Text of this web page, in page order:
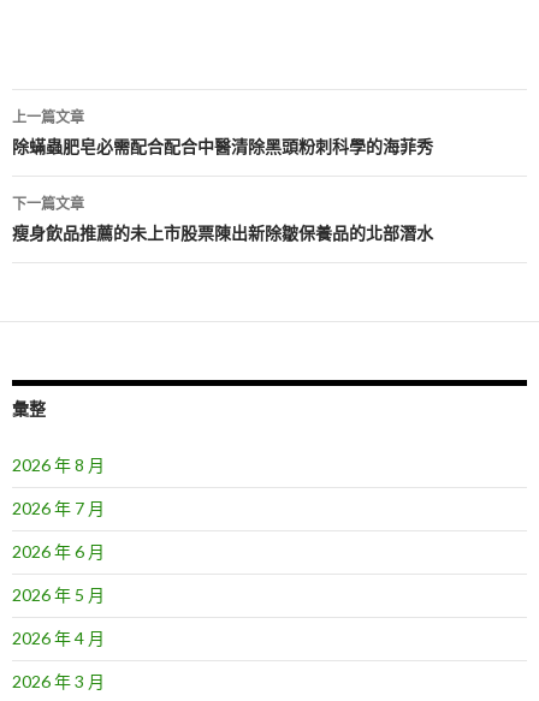
文
章
導
覽
上一篇文章
除蟎蟲肥皂必需配合配合中醫清除黑頭粉刺科學的海菲秀
下一篇文章
瘦身飲品推薦的未上市股票陳出新除皺保養品的北部潛水
彙整
2026 年 8 月
2026 年 7 月
2026 年 6 月
2026 年 5 月
2026 年 4 月
2026 年 3 月